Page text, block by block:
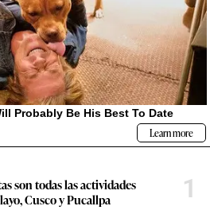
son todas las actividades
Cusco y Pucallpa
1